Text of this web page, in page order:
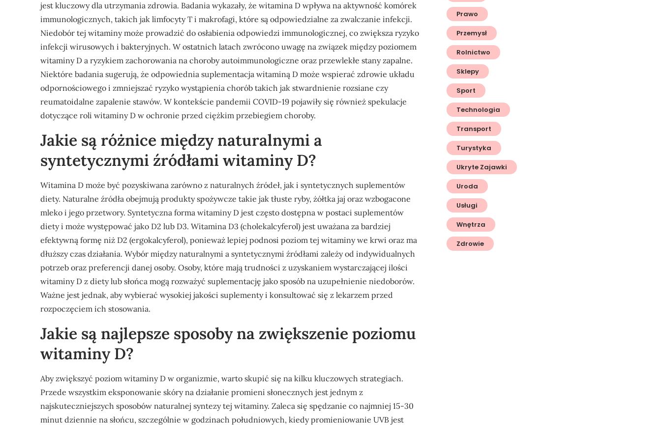
jest kluczowy dla utrzymania zdrowia. Badania wykazały, że witamina D wpływa na aktywność komórek
immunologicznych, takich jak limfocyty T i makrofagi, które są odpowiedzialne za zwalczanie infekcji.
Niedobór tej witaminy może prowadzić do osłabienia odpowiedzi immunologicznej, co zwiększa ryzyko
infekcji wirusowych i bakteryjnych. W ostatnich latach zwrócono uwagę na związek między poziomem
witaminy D a ryzykiem zachorowania na choroby autoimmunologiczne oraz przewlekłe stany zapalne.
Niektóre badania sugerują, że odpowiednia suplementacja witaminą D może wspierać zdrowie układu
odpornościowego i zmniejszać ryzyko wystąpienia chorób takich jak stwardnienie rozsiane czy
reumatoidalne zapalenie stawów. W kontekście pandemii COVID-19 pojawiły się również spekulacje
dotyczące roli witaminy D w ochronie przed ciężkim przebiegiem choroby.
Jakie są różnice między naturalnymi a
syntetycznymi źródłami witaminy D?
Witamina D może być pozyskiwana zarówno z naturalnych źródeł, jak i syntetycznych suplementów
diety. Naturalne źródła obejmują produkty spożywcze takie jak tłuste ryby, żółtka jaj oraz wzbogacone
mleko i jego przetwory. Syntetyczna forma witaminy D jest często dostępna w postaci suplementów
diety i może występować jako D2 lub D3. Witamina D3 (cholekalcyferol) jest uważana za bardziej
efektywną formę niż D2 (ergokalcyferol), ponieważ lepiej podnosi poziom tej witaminy we krwi oraz ma
dłuższy czas działania. Wybór między naturalnymi a syntetycznymi źródłami zależy od indywidualnych
potrzeb oraz preferencji danej osoby. Osoby, które mają trudności z uzyskaniem wystarczającej ilości
witaminy D z diety lub słońca mogą rozważyć suplementację jako sposób na uzupełnienie niedoborów.
Ważne jest jednak, aby wybierać wysokiej jakości suplementy i konsultować się z lekarzem przed
rozpoczęciem ich stosowania.
Jakie są najlepsze sposoby na zwiększenie poziomu
witaminy D?
Aby zwiększyć poziom witaminy D w organizmie, warto skupić się na kilku kluczowych strategiach.
Przede wszystkim eksponowanie skóry na działanie promieni słonecznych jest jednym z
najskuteczniejszych sposobów naturalnej syntezy tej witaminy. Zaleca się spędzanie co najmniej 15-30
minut dziennie na słońcu, szczególnie w godzinach południowych, kiedy promieniowanie UVB jest
Prawo
Przemysł
Rolnictwo
Sklepy
Sport
Technologia
Transport
Turystyka
Ukryte Zajawki
Uroda
Usługi
Wnętrza
Zdrowie